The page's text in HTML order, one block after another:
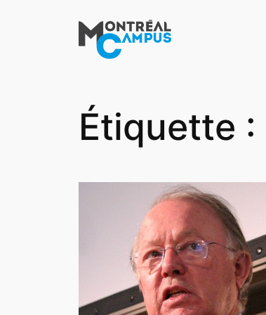
Étiquette :